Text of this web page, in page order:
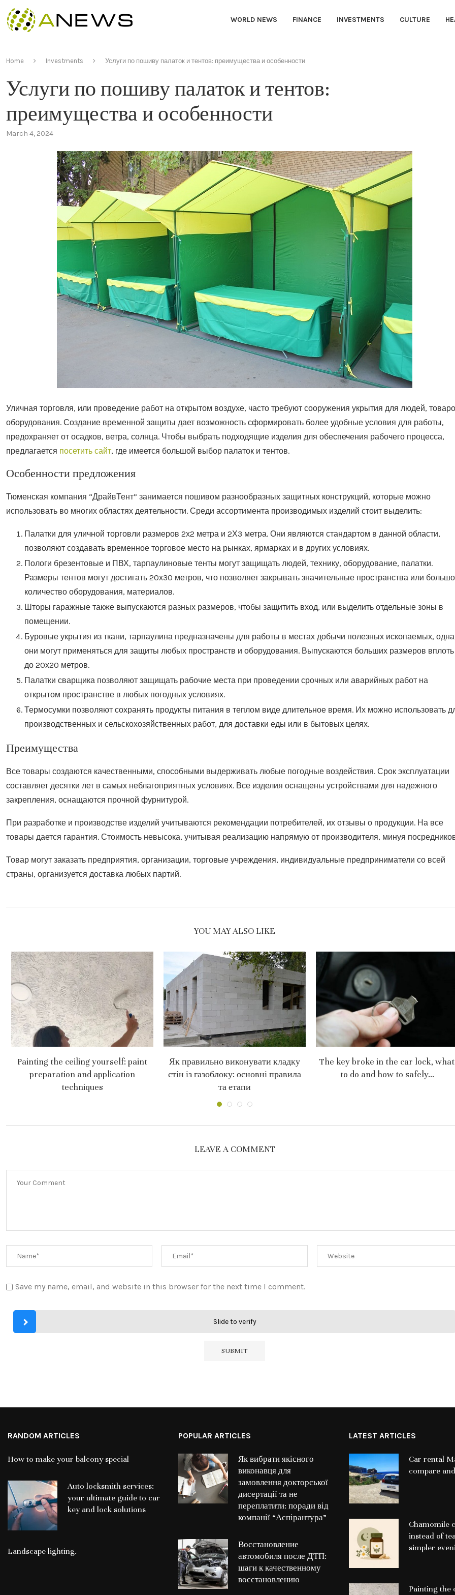
WORLD NEWS FINANCE INVESTMENTS CULTURE
Home Investments Услуги по пошиву палаток и тентов: преимущества и особенности
Услуги по пошиву палаток и тентов:
преимущества и особенности
March 4, 2024
Уличная торговля, или проведение работ на открытом воздухе, часто требуют сооружения укрытия для людей,
оборудования. Создание временной защиты дает возможность сформировать более удобные условия для работы,
предохраняет от осадков, ветра, солнца. Чтобы выбрать подходящие изделия для обеспечения рабочего процесса,
предлагается посетить сайт, где имеется большой выбор палаток и тентов.
Особенности предложения
Тюменская компания “ДрайвТент” занимается пошивом разнообразных защитных конструкций, которые можно
использовать во многих областях деятельности. Среди ассортимента производимых изделий стоит выделить:
Палатки для уличной торговли размеров 2х2 метра и 2Х3 метра. Они являются стандартом в данной области,
позволяют создавать временное торговое место на рынках, ярмарках и в других условиях.
Пологи брезентовые и ПВХ, тарпаулиновые тенты могут защищать людей, технику, оборудование, палатки.
Размеры тентов могут достигать 20х30 метров, что позволяет закрывать значительные пространства или
количество оборудования, материалов.
Шторы гаражные также выпускаются разных размеров, чтобы защитить вход, или выделить отдельные зоны в
помещении.
Буровые укрытия из ткани, тарпаулина предназначены для работы в местах добычи полезных ископаемых,
они могут применяться для защиты любых пространств и оборудования. Выпускаются больших размеров вплоть
до 20х20 метров.
Палатки сварщика позволяют защищать рабочие места при проведении срочных или аварийных работ на
открытом пространстве в любых погодных условиях.
Термосумки позволяют сохранять продукты питания в теплом виде длительное время. Их можно использовать
производственных и сельскохозяйственных работ, для доставки еды или в бытовых целях.
Преимущества
Все товары создаются качественными, способными выдерживать любые погодные воздействия. Срок эксплуатации
составляет десятки лет в самых неблагоприятных условиях. Все изделия оснащены устройствами для надежного
закрепления, оснащаются прочной фурнитурой.
При разработке и производстве изделий учитываются рекомендации потребителей, их отзывы о продукции. На все
товары дается гарантия. Стоимость невысока, учитывая реализацию напрямую от производителя, минуя
Товар могут заказать предприятия, организации, торговые учреждения, индивидуальные предприниматели со всей
страны, организуется доставка любых партий.
YOU MAY ALSO LIKE
Painting the ceiling yourself: paint
preparation and application
techniques
Як правильно виконувати кладку
стін із газоблоку: основні правила
та етапи
The key broke in the car lock, what
to do and how to safely...
LEAVE A COMMENT
Save my name, email, and website in this browser for the next time I comment.
Slide to verify
RANDOM ARTICLES
How to make your balcony special
Auto locksmith services:
your ultimate guide to car
key and lock solutions
Landscape lighting.
POPULAR ARTICLES
Як вибрати якісного
виконавця для
замовлення докторської
дисертації та не
переплатити: поради від
компанії “Аспірантура”
Восстановление
автомобиля после ДТП:
шаги к качественному
восстановлению
LATEST ARTICLES
Car rental
compare
Chamomile
instead of
simpler
Painting the